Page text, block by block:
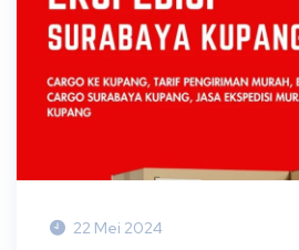
22 Mei 2024